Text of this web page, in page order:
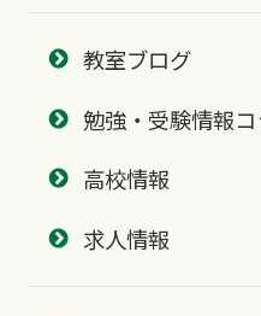
教室ブログ
勉強・受験情報
高校情報
求人情報